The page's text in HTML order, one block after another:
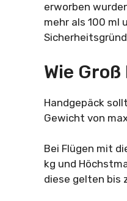
erworben
mehr als 100 ml
Wie
Handgepäck
Gewicht von
Bei Flügen mit
kg und
diese gelten bis